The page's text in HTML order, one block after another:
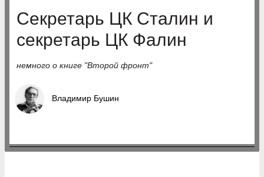
Секретарь ЦК Сталин и
секретарь ЦК Фалин
немного о книге "Второй фронт"
Владимир Бушин